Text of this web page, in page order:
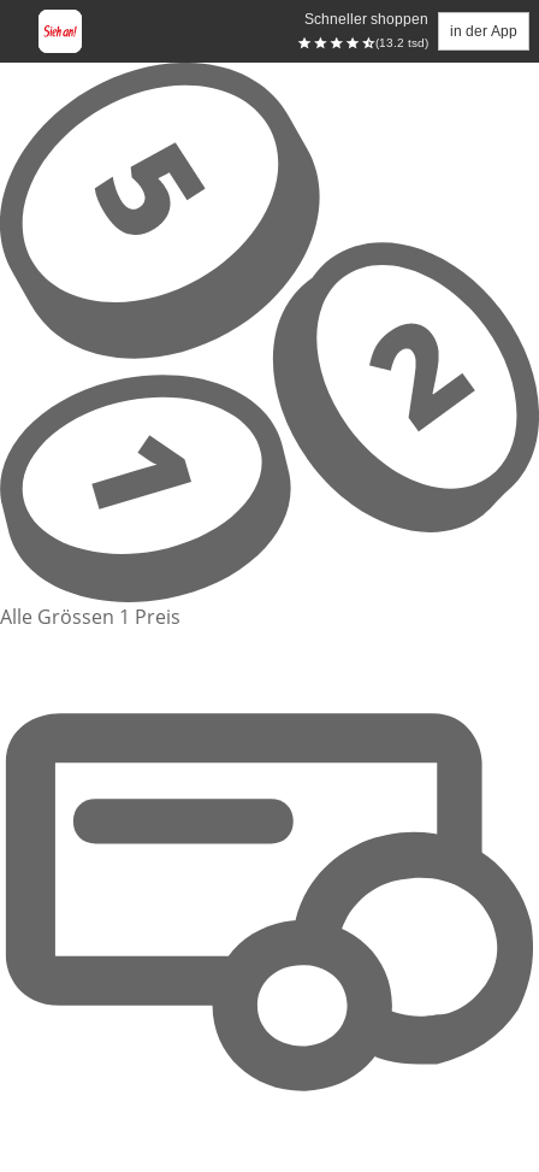
Schneller shoppen
(13.2 tsd)
in der App
Zum Hauptinhalt springen
Alle Grössen 1 Preis